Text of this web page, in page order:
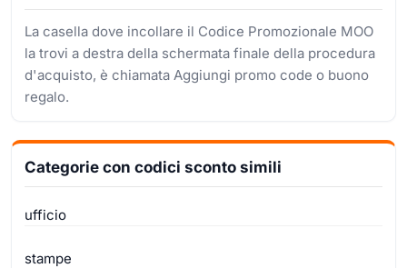
La casella dove incollare il Codice Promozionale MOO
la trovi a destra della schermata finale della procedura
d'acquisto, è chiamata Aggiungi promo code o buono
regalo.
Categorie con codici sconto simili
ufficio
stampe